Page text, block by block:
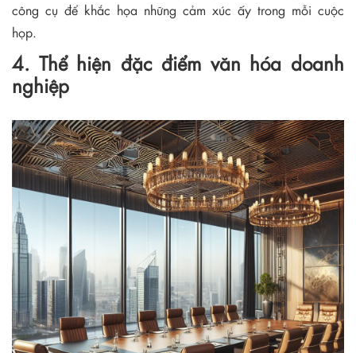
công cụ để khắc họa những cảm xúc ấy trong mỗi cuộc
họp.
4. Thể hiện đặc điểm văn hóa doanh
nghiệp